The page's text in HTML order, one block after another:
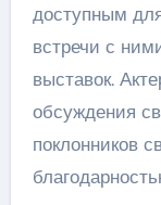
доступным
встречи с
выставок.
обсуждения
поклонников